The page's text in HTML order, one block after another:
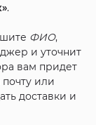
.
ФИО,
и уточнит
вам придет
или
доставки и